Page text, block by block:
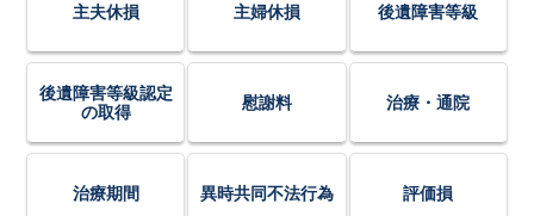
主夫休損 主婦休損 後遺障害等級
後遺障害等級認定
の取得
慰謝料 治療・通院
治療期間 異時共同不法行為 評価損